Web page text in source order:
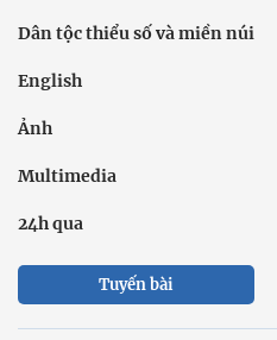
Dân tộc thiểu số và miền núi
English
Ảnh
Multimedia
24h qua
Tuyến bài